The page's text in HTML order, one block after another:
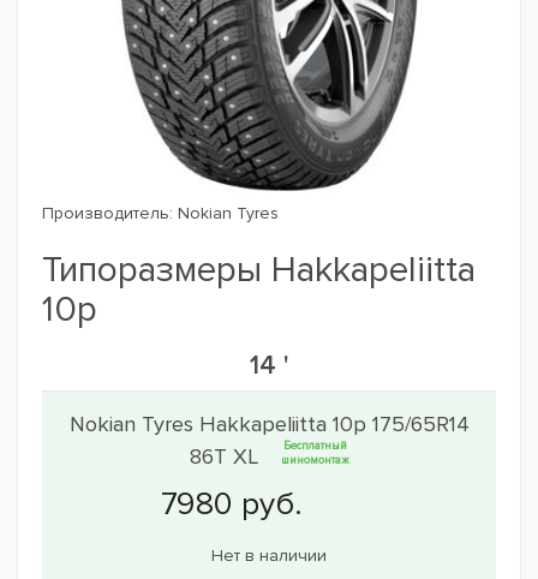
Производитель: Nokian Tyres
Типоразмеры Hakkapeliitta
10p
14 '
Nokian Tyres Hakkapeliitta 10p 175/65R14
86T XL
Бесплатный
шиномонтаж
Нет в наличии